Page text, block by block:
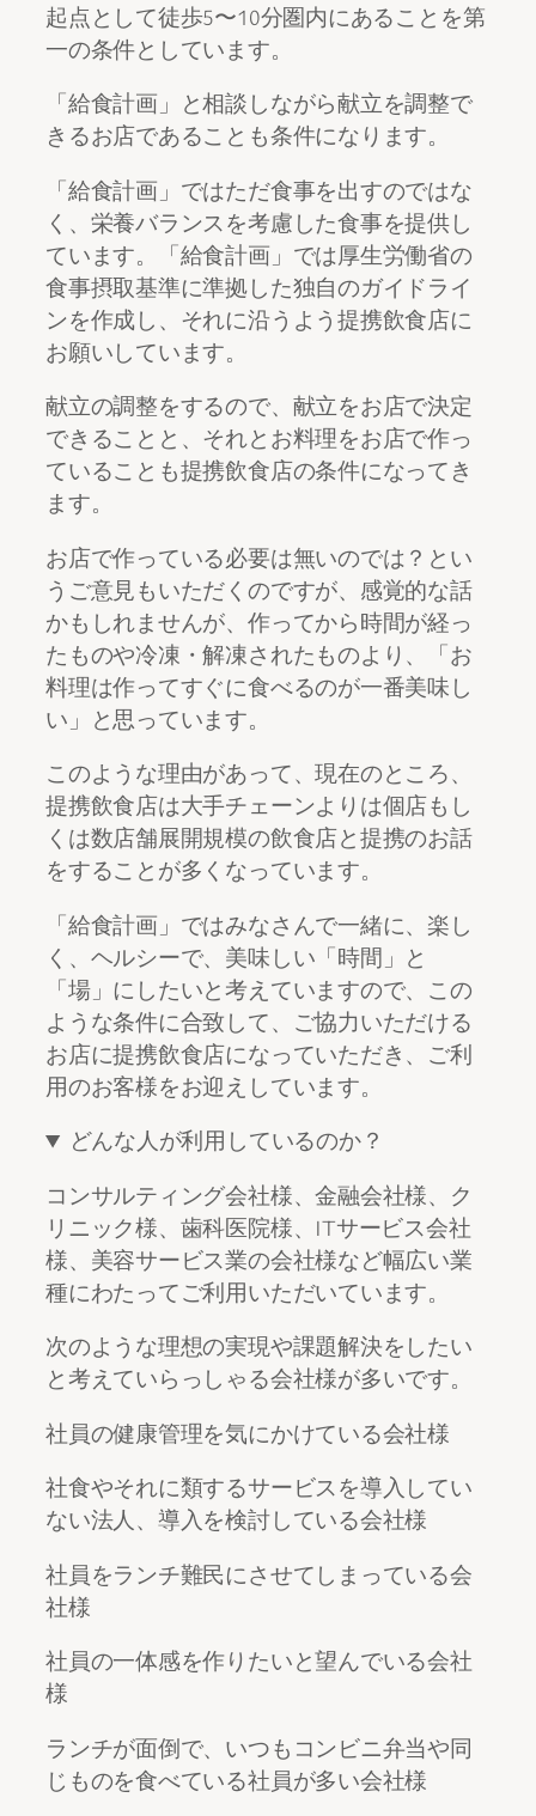
起点として徒歩5〜10分圏内にあることを第
一の条件としています。
「給食計画」と相談しながら献立を調整で
きるお店であることも条件になります。
「給食計画」ではただ食事を出すのではな
く、栄養バランスを考慮した食事を提供し
ています。「給食計画」では厚生労働省の
食事摂取基準に準拠した独自のガイドライ
ンを作成し、それに沿うよう提携飲食店に
お願いしています。
献立の調整をするので、献立をお店で決定
できることと、それとお料理をお店で作っ
ていることも提携飲食店の条件になってき
ます。
お店で作っている必要は無いのでは？とい
うご意見もいただくのですが、感覚的な話
かもしれませんが、作ってから時間が経っ
たものや冷凍・解凍されたものより、「お
料理は作ってすぐに食べるのが一番美味し
い」と思っています。
このような理由があって、現在のところ、
提携飲食店は大手チェーンよりは個店もし
くは数店舗展開規模の飲食店と提携のお話
をすることが多くなっています。
「給食計画」ではみなさんで一緒に、楽し
く、ヘルシーで、美味しい「時間」と
「場」にしたいと考えていますので、この
ような条件に合致して、ご協力いただける
お店に提携飲食店になっていただき、ご利
用のお客様をお迎えしています。
どんな人が利用しているのか？
コンサルティング会社様、金融会社様、ク
リニック様、歯科医院様、ITサービス会社
様、美容サービス業の会社様など幅広い業
種にわたってご利用いただいています。
次のような理想の実現や課題解決をしたい
と考えていらっしゃる会社様が多いです。
社員の健康管理を気にかけている会社様
社食やそれに類するサービスを導入してい
ない法人、導入を検討している会社様
社員をランチ難民にさせてしまっている会
社様
社員の一体感を作りたいと望んでいる会社
様
ランチが面倒で、いつもコンビニ弁当や同
じものを食べている社員が多い会社様